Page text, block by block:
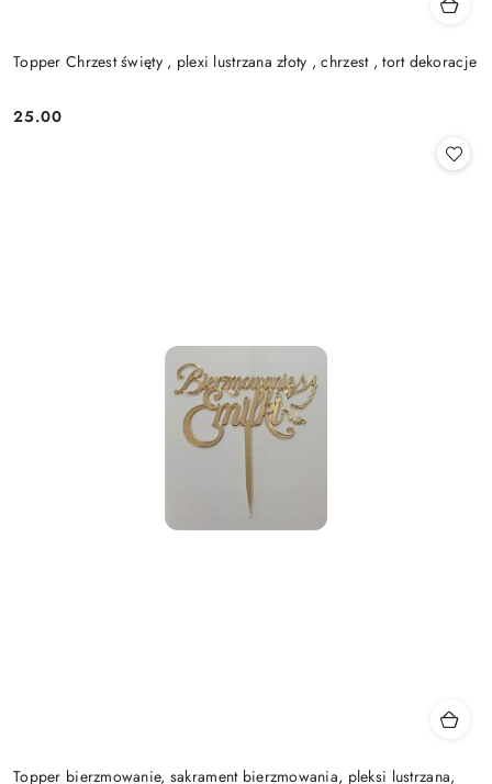
Topper Chrzest święty , plexi lustrzana złoty , chrzest , tort dekoracje
Cena:
25.00
Topper bierzmowanie, sakrament bierzmowania, pleksi lustrzana,